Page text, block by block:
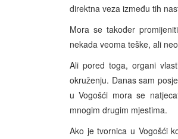
direktna veza između tih
Mora se također
nekada veoma teške, ali
Ali pored toga, organi
okruženju. Danas sam
u Vogošći mora se
mnogim drugim mjestima.
Ako je tvornica u Vogošći